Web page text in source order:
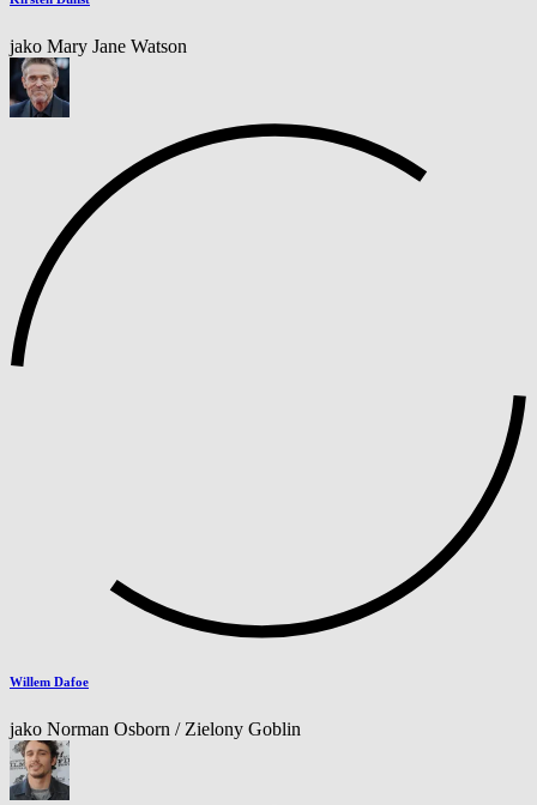
jako Mary Jane Watson
Willem Dafoe
jako Norman Osborn / Zielony Goblin